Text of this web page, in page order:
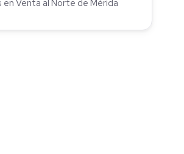
Venta al Norte de Mérida